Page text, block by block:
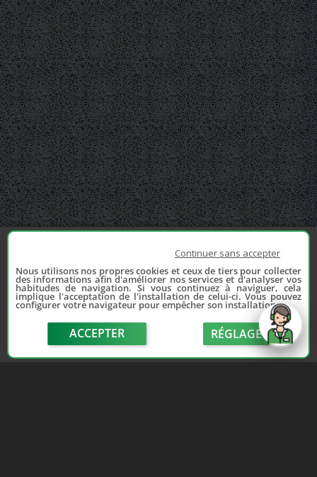
Continuer sans accepter
Nous utilisons nos propres cookies et ceux de tiers pour collecter
des informations afin d'améliorer nos services et d'analyser vos
habitudes de navigation. Si vous continuez à naviguer, cela
implique l'acceptation de l'installation de celui-ci. Vous pouvez
configurer votre navigateur pour empêcher son installation.
ACCEPTER RÉGLAGE